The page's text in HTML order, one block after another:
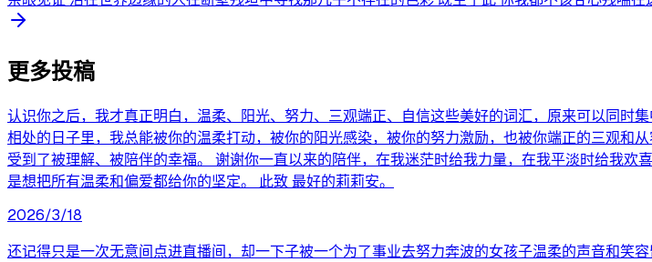
更多投稿
认识你之后，我才真正明白，温柔、阳光、努力、三观端正、自信这些美好的词汇，原来可以同时
相处的日子里，我总能被你的温柔打动，被你的阳光感染，被你的努力激励，也被你端正的三观
受到了被理解、被陪伴的幸福。 谢谢你一直以来的陪伴，在我迷茫时给我力量，在我平淡时给我欢
是想把所有温柔和偏爱都给你的坚定。 此致 最好的莉莉安。
2026/3/18
还记得只是一次无意间点进直播间，却一下子被一个为了事业去努力奔波的女孩子温柔的声音和笑